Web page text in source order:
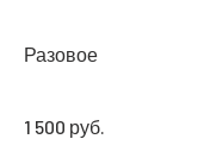
Разовое
1 500 руб.